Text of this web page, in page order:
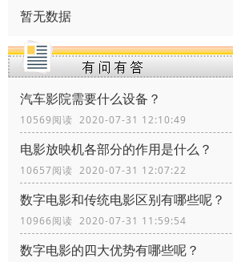
暂无数据
汽车影院需要什么设备？
10569阅读 2020-07-31 12:10:49
电影放映机各部分的作用是什么？
10657阅读 2020-07-31 12:07:22
数字电影和传统电影区别有哪些呢？
10966阅读 2020-07-31 11:59:54
数字电影的四大优势有哪些呢？